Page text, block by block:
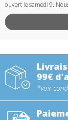
ouvert le samedi 9.
99€
*voir